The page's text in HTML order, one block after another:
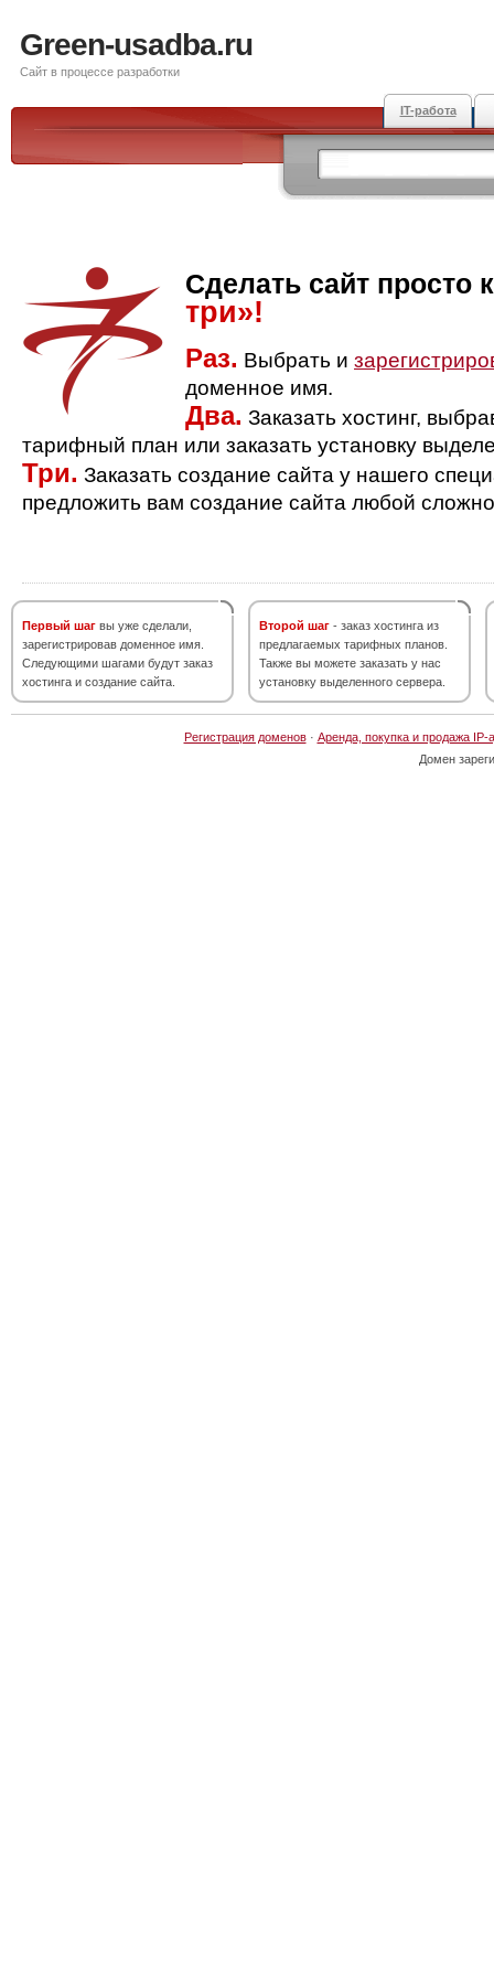
Green-usadba.ru
Сайт в процессе разработки
IT-работа
Сделать сайт просто
три»!
Раз. Выбрать и
доменное имя.
Два. Заказать хостинг,
тарифный план или заказать установку
Три. Заказать создание сайта у нашего
предложить вам создание сайта любой
Первый шаг вы уже сделали,
зарегистрировав доменное имя.
Следующими шагами будут заказ
хостинга и создание сайта.
Второй шаг - заказ хостинга из
предлагаемых тарифных планов.
Также вы можете заказать у нас
установку выделенного сервера.
Регистрация доменов· Аренда, покупка и продажа IP-
Домен